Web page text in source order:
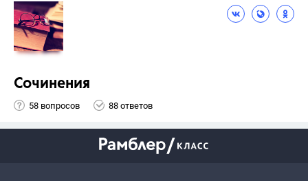
Сочинения
58 вопросов 88 ответов